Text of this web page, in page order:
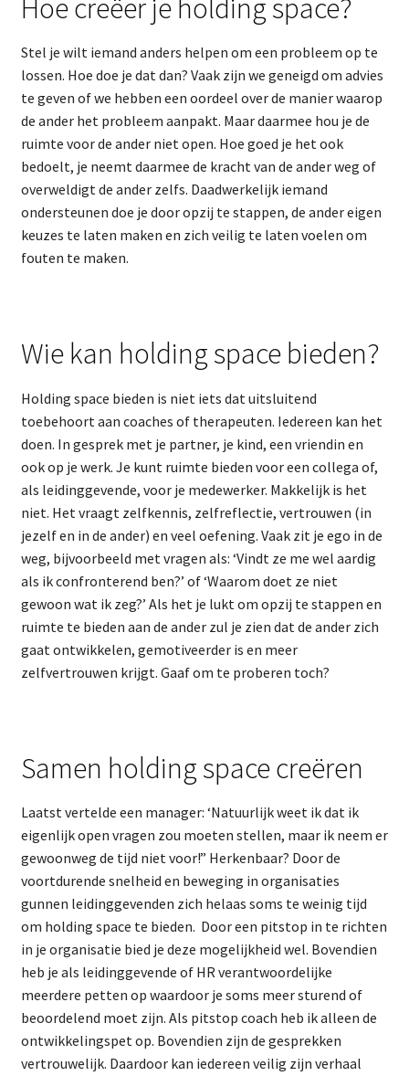
Hoe creëer je holding space?
Stel je wilt iemand anders helpen om een probleem op te
lossen. Hoe doe je dat dan? Vaak zijn we geneigd om advies
te geven of we hebben een oordeel over de manier waarop
de ander het probleem aanpakt. Maar daarmee hou je de
ruimte voor de ander niet open. Hoe goed je het ook
bedoelt, je neemt daarmee de kracht van de ander weg of
overweldigt de ander zelfs. Daadwerkelijk iemand
ondersteunen doe je door opzij te stappen, de ander eigen
keuzes te laten maken en zich veilig te laten voelen om
fouten te maken.
Wie kan holding space bieden?
Holding space bieden is niet iets dat uitsluitend
toebehoort aan coaches of therapeuten. Iedereen kan het
doen. In gesprek met je partner, je kind, een vriendin en
ook op je werk. Je kunt ruimte bieden voor een collega of,
als leidinggevende, voor je medewerker. Makkelijk is het
niet. Het vraagt zelfkennis, zelfreflectie, vertrouwen (in
jezelf en in de ander) en veel oefening. Vaak zit je ego in de
weg, bijvoorbeeld met vragen als: ‘Vindt ze me wel aardig
als ik confronterend ben?’ of ‘Waarom doet ze niet
gewoon wat ik zeg?’ Als het je lukt om opzij te stappen en
ruimte te bieden aan de ander zul je zien dat de ander zich
gaat ontwikkelen, gemotiveerder is en meer
zelfvertrouwen krijgt. Gaaf om te proberen toch?
Samen holding space creëren
Laatst vertelde een manager: ‘Natuurlijk weet ik dat ik
eigenlijk open vragen zou moeten stellen, maar ik neem er
gewoonweg de tijd niet voor!” Herkenbaar? Door de
voortdurende snelheid en beweging in organisaties
gunnen leidinggevenden zich helaas soms te weinig tijd
om holding space te bieden. Door een pitstop in te richten
in je organisatie bied je deze mogelijkheid wel. Bovendien
heb je als leidinggevende of HR verantwoordelijke
meerdere petten op waardoor je soms meer sturend of
beoordelend moet zijn. Als pitstop coach heb ik alleen de
ontwikkelingspet op. Bovendien zijn de gesprekken
vertrouwelijk. Daardoor kan iedereen veilig zijn verhaal